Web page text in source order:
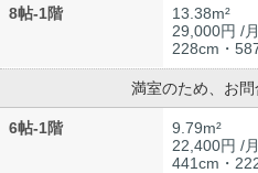
8帖-1階
13.38m²
29,000円 /月
228cm・
満室のため、お
6帖-1階
9.79m²
22,400円 /月
441cm・